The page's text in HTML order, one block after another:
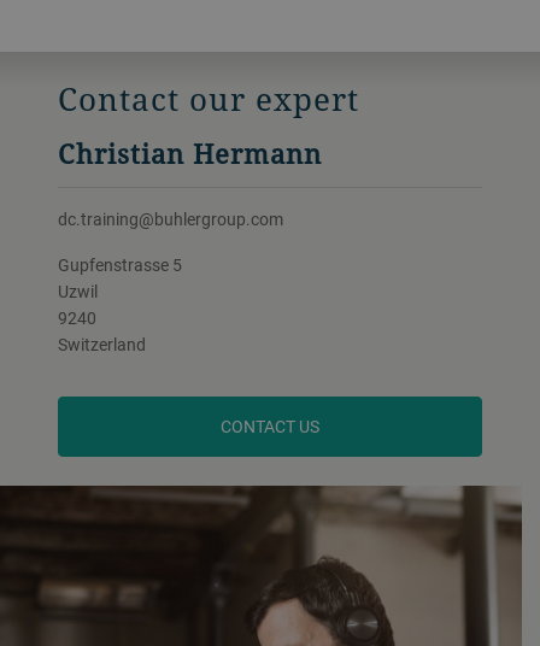
Contact our expert
Christian Hermann
dc.training@buhlergroup.com
Gupfenstrasse 5
Uzwil
9240
Switzerland
CONTACT US